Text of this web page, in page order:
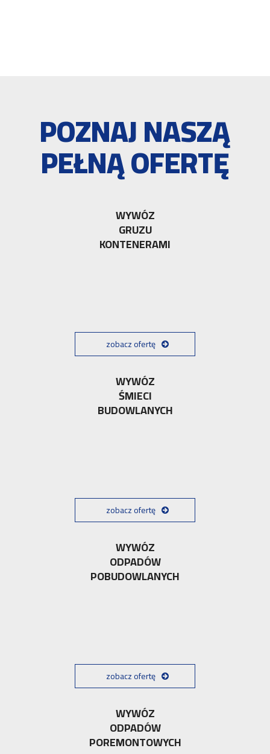
POZNAJ NASZĄ
PEŁNĄ OFERTĘ
WYWÓZ
GRUZU
KONTENERAMI
zobacz ofertę
WYWÓZ
ŚMIECI
BUDOWLANYCH
zobacz ofertę
WYWÓZ
ODPADÓW
POBUDOWLANYCH
zobacz ofertę
WYWÓZ
ODPADÓW
POREMONTOWYCH